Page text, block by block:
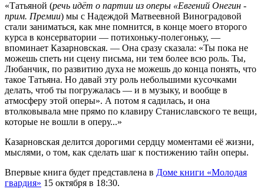
«Татьяной (речь идёт о партии из оперы «Евгений Онегин -
прим. Премии) мы с Надеждой Матвеевной Виноградовой
стали заниматься, как мне помнится, в конце моего второго
курса в консерватории — потихоньку-полегоньку, —
впоминает Казарновская. — Она сразу сказала: «Ты пока не
можешь спеть ни сцену письма, ни тем более всю роль. Ты,
Любанчик, по развитию духа не можешь до конца понять, что
такое Татьяна. Но давай эту роль небольшими кусочками
делать, чтоб ты погружалась — и в музыку, и вообще в
атмосферу этой оперы». А потом я садилась, и она
втолковывала мне прямо по клавиру Станиславского те вещи,
которые не вошли в оперу...»
Казарновская делится дорогими сердцу моментами её жизни,
мыслями, о том, как сделать шаг к постижению тайн оперы.
Впервые книга будет представлена в Доме книги «Молодая
гвардия» 15 октября в 18:30.